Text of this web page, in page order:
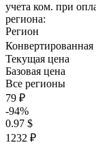
учета ком. при
региона:
Регион
Конвертированная
Текущая цена
Базовая цена
Все регионы
79 ₽
-94%
0.97 $
1232 ₽